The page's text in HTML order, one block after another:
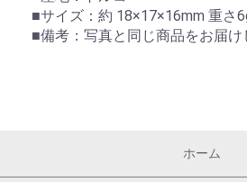
■サイズ：約 18×17×16mm 重さ
■備考：写真と同じ商品をお届け
ホーム